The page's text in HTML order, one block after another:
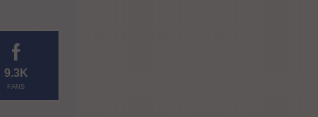
9.3K
FANS